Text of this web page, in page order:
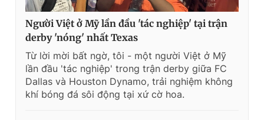
Người Việt ở Mỹ lần đầu 'tác nghiệp' tại trận
derby 'nóng' nhất Texas
Từ lời mời bất ngờ, tôi - một người Việt ở Mỹ
lần đầu 'tác nghiệp' trong trận derby giữa FC
Dallas và Houston Dynamo, trải nghiệm không
khí bóng đá sôi động tại xứ cờ hoa.